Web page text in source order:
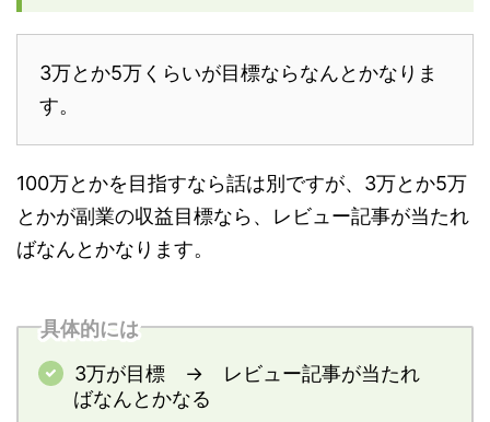
3万とか5万くらいが目標ならなんとかなりま
す。
100万とかを目指すなら話は別ですが、3万とか5万
とかが副業の収益目標なら、レビュー記事が当たれ
ばなんとかなります。
具体的には
3万が目標 → レビュー記事が当たれ
ばなんとかなる